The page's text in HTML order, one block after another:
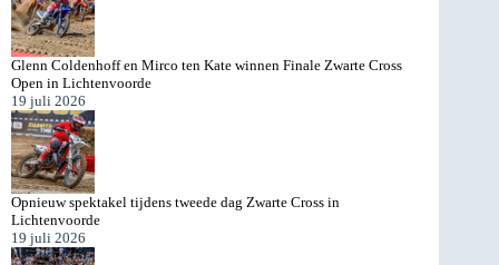
Glenn Coldenhoff en Mirco ten Kate winnen Finale Zwarte Cross
Open in Lichtenvoorde
19 juli 2026
Opnieuw spektakel tijdens tweede dag Zwarte Cross in
Lichtenvoorde
19 juli 2026